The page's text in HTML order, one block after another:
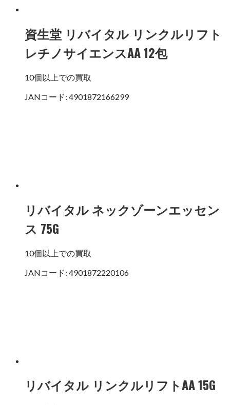
資生堂 リバイタル リンクルリフト
レチノサイエンスAA 12包
10個以上での買取
JANコード: 4901872166299
リバイタル ネックゾーンエッセン
ス 75G
10個以上での買取
JANコード: 4901872220106
リバイタル リンクルリフトAA 15G